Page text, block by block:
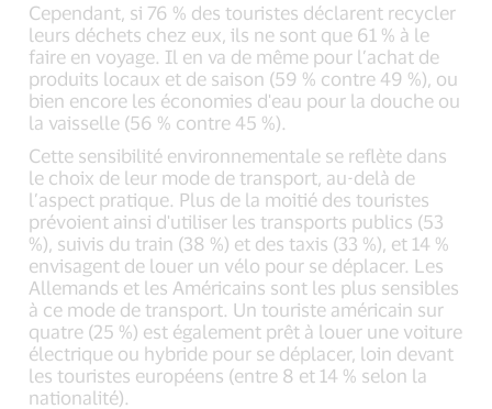
Cependant, si 76 % des touristes déclarent recycler
leurs déchets chez eux, ils ne sont que 61 % à le
faire en voyage. Il en va de même pour l’achat de
produits locaux et de saison (59 % contre 49 %), ou
bien encore les économies d'eau pour la douche ou
la vaisselle (56 % contre 45 %).
Cette sensibilité environnementale se reflète dans
le choix de leur mode de transport, au-delà de
l’aspect pratique. Plus de la moitié des touristes
prévoient ainsi d'utiliser les transports publics (53
%), suivis du train (38 %) et des taxis (33 %), et 14 %
envisagent de louer un vélo pour se déplacer. Les
Allemands et les Américains sont les plus sensibles
à ce mode de transport. Un touriste américain sur
quatre (25 %) est également prêt à louer une voiture
électrique ou hybride pour se déplacer, loin devant
les touristes européens (entre 8 et 14 % selon la
nationalité).